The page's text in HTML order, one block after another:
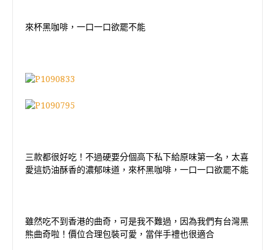
來杯黑咖啡，一口一口欲罷不能
三款都很好吃！不過硬要分個高下私下給原味第一名，太喜
愛這奶油酥香的濃郁味道，來杯黑咖啡，一口一口欲罷不能
雖然吃不到香港的曲奇，可是我不難過，因為我們有台灣黑
熊曲奇啦！價位合理包裝可愛，當伴手禮也很適合